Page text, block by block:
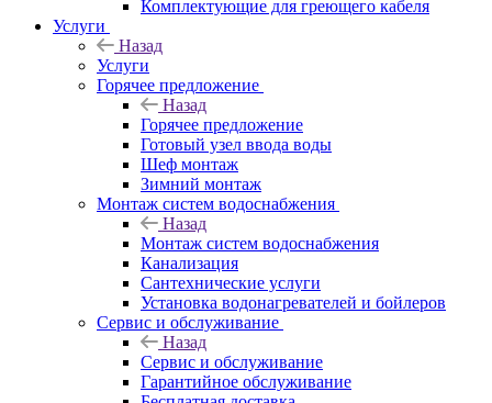
Комплектующие для греющего кабеля
Услуги
Назад
Услуги
Горячее предложение
Назад
Горячее предложение
Готовый узел ввода воды
Шеф монтаж
Зимний монтаж
Монтаж систем водоснабжения
Назад
Монтаж систем водоснабжения
Канализация
Сантехнические услуги
Установка водонагревателей и бойлеров
Сервис и обслуживание
Назад
Сервис и обслуживание
Гарантийное обслуживание